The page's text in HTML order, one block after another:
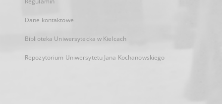
Dane kontaktowe
Biblioteka Uniwersytecka w Kielcach
Repozytorium Uniwersytetu Jana Kochanowskiego